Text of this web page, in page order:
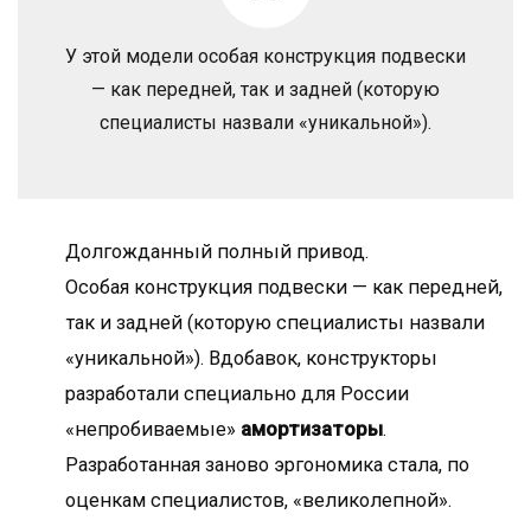
У этой модели особая конструкция подвески
— как передней, так и задней (которую
специалисты назвали «уникальной»).
Долгожданный полный привод.
Особая конструкция подвески — как передней,
так и задней (которую специалисты назвали
«уникальной»). Вдобавок, конструкторы
разработали специально для России
«непробиваемые» амортизаторы.
Разработанная заново эргономика стала, по
оценкам специалистов, «великолепной».